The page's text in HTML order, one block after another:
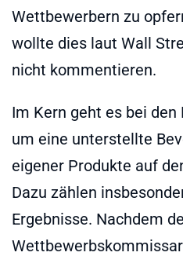
Wettbewerbern zu
wollte dies laut Wall
nicht kommentieren.
Im Kern geht es bei den
um eine unterstellte
eigener Produkte auf
Dazu zählen
Ergebnisse. Nachdem